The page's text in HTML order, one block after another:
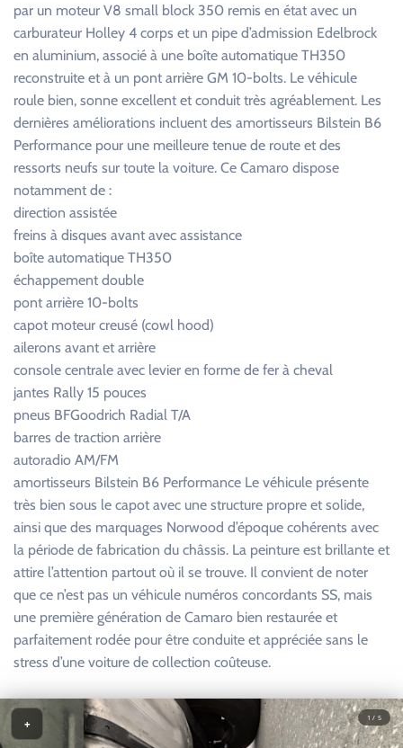
par un moteur V8 small block 350 remis en état avec un
carburateur Holley 4 corps et un pipe d’admission Edelbrock
en aluminium, associé à une boîte automatique TH350
reconstruite et à un pont arrière GM 10-bolts. Le véhicule
roule bien, sonne excellent et conduit très agréablement. Les
dernières améliorations incluent des amortisseurs Bilstein B6
Performance pour une meilleure tenue de route et des
ressorts neufs sur toute la voiture. Ce Camaro dispose
notamment de :
direction assistée
freins à disques avant avec assistance
boîte automatique TH350
échappement double
pont arrière 10-bolts
capot moteur creusé (cowl hood)
ailerons avant et arrière
console centrale avec levier en forme de fer à cheval
jantes Rally 15 pouces
pneus BFGoodrich Radial T/A
barres de traction arrière
autoradio AM/FM
amortisseurs Bilstein B6 Performance Le véhicule présente
très bien sous le capot avec une structure propre et solide,
ainsi que des marquages Norwood d’époque cohérents avec
la période de fabrication du châssis. La peinture est brillante et
attire l’attention partout où il se trouve. Il convient de noter
que ce n’est pas un véhicule numéros concordants SS, mais
une première génération de Camaro bien restaurée et
parfaitement rodée pour être conduite et appréciée sans le
stress d’une voiture de collection coûteuse.
1 / 5
+